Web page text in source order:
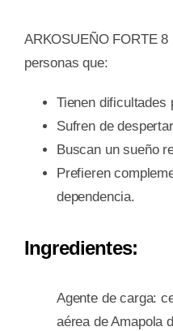
ARKOSUEÑO FORTE
personas que:
Tienen dificultades
Sufren de
Buscan un sueño
Prefieren
dependencia.
Ingredientes:
Agente de carga:
aérea de Amapola